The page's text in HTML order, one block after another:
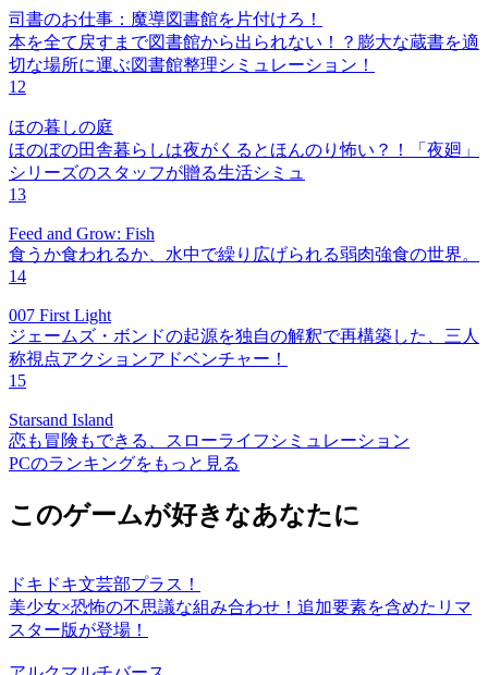
司書のお仕事：魔導図書館を片付けろ！
本を全て戻すまで図書館から出られない！？膨大な蔵書を適
切な場所に運ぶ図書館整理シミュレーション！
12
ほの暮しの庭
ほのぼの田舎暮らしは夜がくるとほんのり怖い？！「夜廻」
シリーズのスタッフが贈る生活シミュ
13
Feed and Grow: Fish
食うか食われるか、水中で繰り広げられる弱肉強食の世界。
14
007 First Light
ジェームズ・ボンドの起源を独自の解釈で再構築した、三人
称視点アクションアドベンチャー！
15
Starsand Island
恋も冒険もできる、スローライフシミュレーション
PCのランキングをもっと見る
このゲームが好きなあなたに
ドキドキ文芸部プラス！
美少女×恐怖の不思議な組み合わせ！追加要素を含めたリマ
スター版が登場！